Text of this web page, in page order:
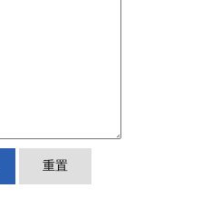
重置